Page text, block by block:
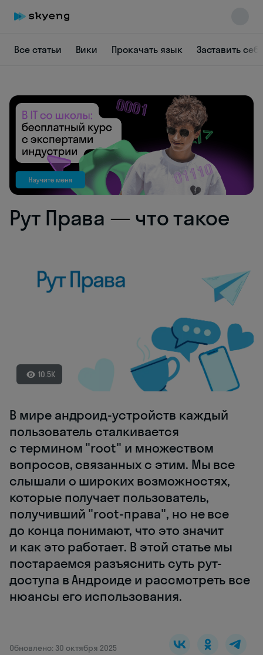
Все статьи Вики Прокачать язык Заставить
Рут Права — что такое
10.5K
В мире андроид-устройств каждый
пользователь сталкивается
с термином "root" и множеством
вопросов, связанных с этим. Мы все
слышали о широких возможностях,
которые получает пользователь,
получивший "root-права", но не все
до конца понимают, что это значит
и как это работает. В этой статье мы
постараемся разъяснить суть рут-
доступа в Андроиде и рассмотреть все
нюансы его использования.
Обновлено: 30 октября 2025
Skyeng Chat
online